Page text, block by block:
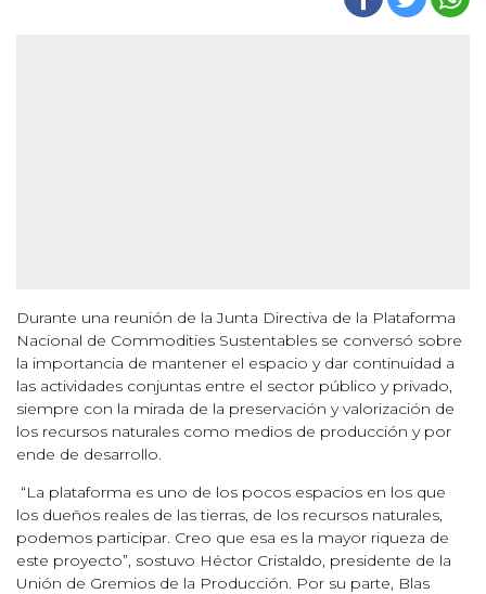
Durante una reunión de la Junta Directiva de la Plataforma
Nacional de Commodities Sustentables se conversó sobre
la importancia de mantener el espacio y dar continuidad a
las actividades conjuntas entre el sector público y privado,
siempre con la mirada de la preservación y valorización de
los recursos naturales como medios de producción y por
ende de desarrollo.
“La plataforma es uno de los pocos espacios en los que
los dueños reales de las tierras, de los recursos naturales,
podemos participar. Creo que esa es la mayor riqueza de
este proyecto”, sostuvo Héctor Cristaldo, presidente de la
Unión de Gremios de la Producción. Por su parte, Blas